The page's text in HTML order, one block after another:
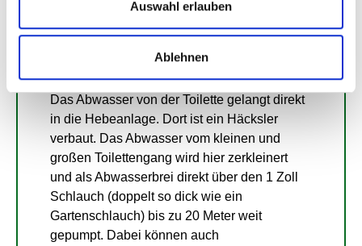
Auswahl erlauben
Ablehnen
Sonderlängen auf Anfrage.
Abwasser
Das Abwasser von der Toilette gelangt direkt
in die Hebeanlage. Dort ist ein Häcksler
verbaut. Das Abwasser vom kleinen und
großen Toilettengang wird hier zerkleinert
und als Abwasserbrei direkt über den 1 Zoll
Schlauch (doppelt so dick wie ein
Gartenschlauch) bis zu 20 Meter weit
gepumpt. Dabei können auch